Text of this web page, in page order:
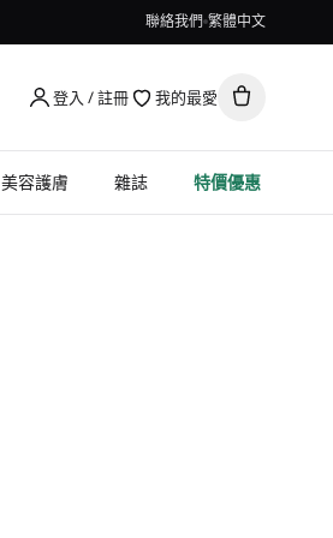
聯絡我們 繁體中文
登入 / 註冊 我的最愛
美容護膚 雜誌 特價優惠